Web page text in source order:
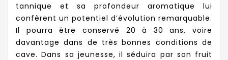
tannique et sa profondeur aromatique lui
confèrent un potentiel d’évolution remarquable.
Il pourra être conservé 20 à 30 ans, voire
davantage dans de très bonnes conditions de
cave. Dans sa jeunesse, il séduira par son fruit